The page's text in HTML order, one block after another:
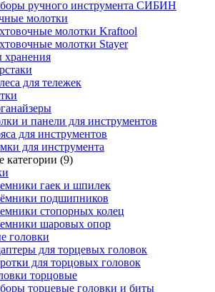
ручного инструмента СИБИН
молотки
молотки Kraftool
молотки Stayer
для тележек
и панели для инструментов
для инструментов
для инструмента
категории (9)
гаек и шпилек
подшипников
стопорных колец
шаровых опор
головки
для торцевых головок
для торцовых головок
торцовые
торцевые головки и биты